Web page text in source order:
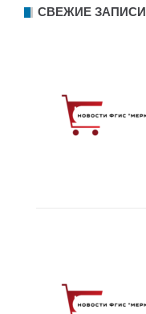
СВЕЖИЕ ЗАПИСИ